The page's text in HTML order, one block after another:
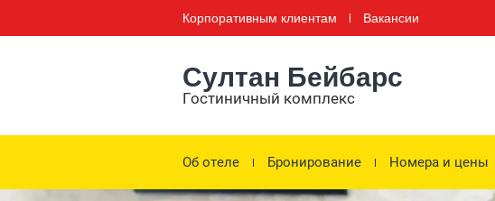
Корпоративным клиентам Вакансии
Султан Бейбарс
Гостиничный комплекс
Об отеле Бронирование Номера и цены